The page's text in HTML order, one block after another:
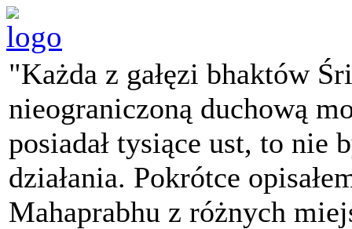
"Każda z gałęzi bhaktów
nieograniczoną duchową
posiadał tysiące ust, to nie
działania. Pokrótce
Mahaprabhu z różnych